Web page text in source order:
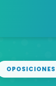
OPOSICIONES